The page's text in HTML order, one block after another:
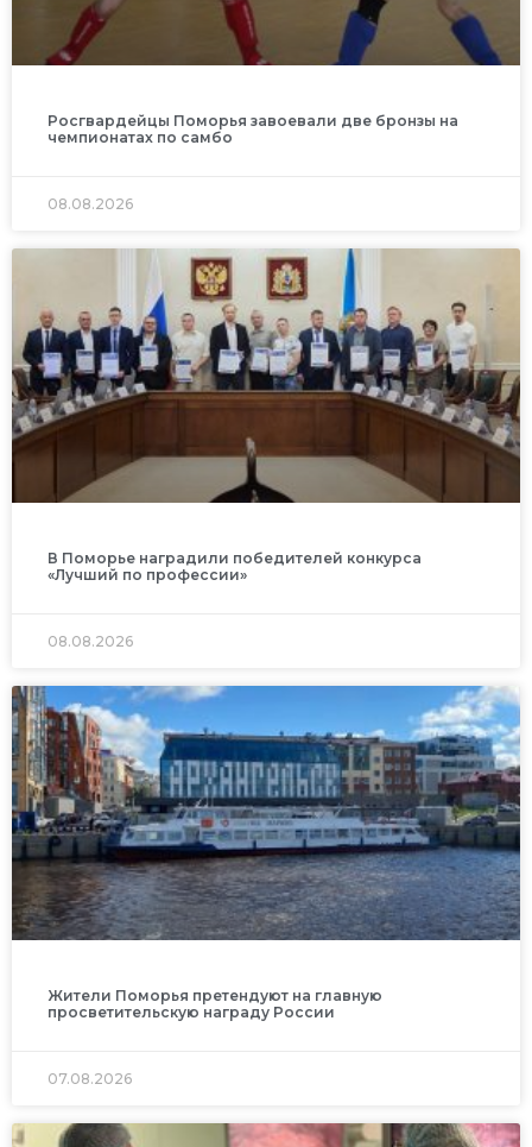
Росгвардейцы Поморья завоевали две бронзы на
чемпионатах по самбо
08.08.2026
В Поморье наградили победителей конкурса
«Лучший по профессии»
08.08.2026
Жители Поморья претендуют на главную
просветительскую награду России
07.08.2026